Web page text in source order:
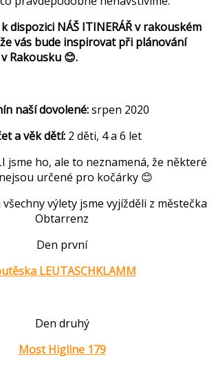
dispozici NÁŠ ITINERÁŘ v rakouském
vás bude inspirovat při plánování
v Rakousku 😊.
naší dovolené:srpen 2020
a věk dětí: 2 děti, 4 a 6 let
jsme ho, ale to neznamená, že některé
určené pro kočárky 😊
výlety jsme vyjížděli z městečka
Obtarrenz
Den první
LEUTASCHKLAMM
Den druhý
MostHigline 179